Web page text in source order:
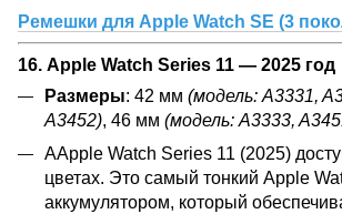
Ремешки для Apple Watch SE (3
16. Apple Watch Series 11 — 2025 год
Размеры: 42 мм (модель: A3331,
A3452), 46 мм (модель: A3333,
AApple Watch Series 11 (2025)
цветах. Это самый тонкий Apple
аккумулятором, который